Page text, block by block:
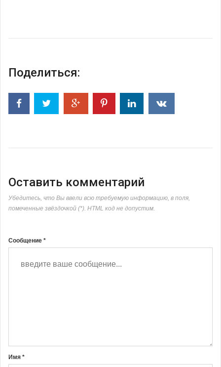
Поделиться:
Оставить комментарий
Убедитесь, что Вы ввели всю требуемую информацию, в поля,
помеченные звёздочкой (*). HTML код не допустим.
Сообщение *
Имя *